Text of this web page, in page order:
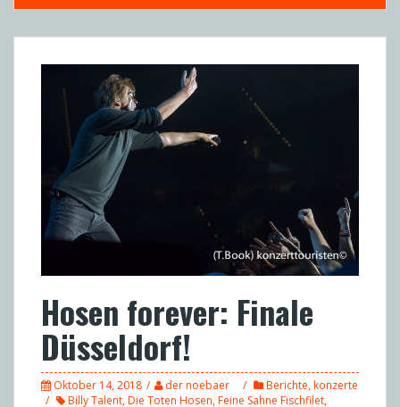
Hosen forever: Finale
Düsseldorf!
Oktober 14, 2018 der noebaer Berichte,konzerte
Billy Talent,Die Toten Hosen,Feine Sahne Fischfilet,